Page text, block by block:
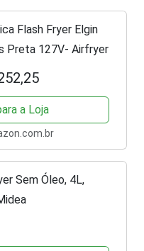
Flash Fryer Elgin
Preta 127V- Airfryer
a Loja
Sem Óleo, 4L,